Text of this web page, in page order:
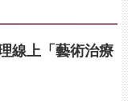
線上「藝術治療